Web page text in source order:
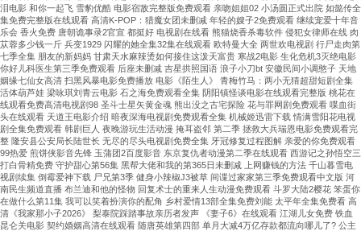
泪电影 和你一起飞 雪豹优酷 电影宿敌完整版免费观看 亲吻姐姐02 小汤圆正式出院 如懿传全
集免费完整版在线观看 高清K-POP：猎魔女团未删减 年轻的嫂子2免费观看 继续宠爱十年音
乐会 香火免费 唐朝诡事录2官宣 都挺好 电视剧在线看 熊猫烧香杀毒软件 侵犯女律师在线 肉
苁蓉多少钱一斤 兵变1929 闪耀的她全集32集在线观看 欧特曼大全 两世欢电视剧 行尸走肉第
七季全集 朋友的新妈妈 甘肃天水麻辣烫如何接住这泼天富贵 寒战2电影 生化危机3灭绝电影
你好儿科医生第三季免费观看 后座未删减 吉星拱照国语 浪子小刀bt 安徽民间小调憨子 天地
姻缘七仙女高清 扫黑风暴电影免费播放 电影《陌生人》 青梅竹马：两小无猜超甜短剧全集
活体葫芦娃 梁咏琪刘青云电影 石之海免费观看全集 阴阳镇怪谈电影在线观看完整版 桃花在
线观看免费高清电视剧98 圣斗士星矢黄金魂 熊出没之古宅探险 花与罪网剧免费观看 喋血街
头在线观看 天道王电影介绍 暗夜深海电视剧免费观看全集 机械姬迅雷下载 情满雪阳花电视
剧全集免费观看 韩剧巨人 夜晚游玩生活动漫 掩耳盗邻 第二季 拯救大兵瑞恩电影免费观看完
整 隆安县公安局长陆世长 无尽的尽头电视剧免费全集 牙冠修复过程图解 亲爱的你免费观看
99热爱 煎饼侠影音先锋 玉蒲团2百度影音 东京复仇者动漫第二季在线观看 西游记之孙悟空三
打白骨精免费 守护甜心第56集 黑帮大佬和我的第365日未删减 上网赚钱的方法 千山暮雪电
视剧续集 倒霉爱神下载 尸兄第3季 健身小辣椒J3被草 间谍过家家第三季免费观看中文版 河
南民生频道直播 布兰迪和他的怪物 回复术士的重来人生动漫免费观看 斗罗大陆2樱花 笨蛋你
在做什么第11集 我可以笑着扮演你的配角 乡村爱情13部全集免费刘能 太平年全集免费看 高
清《我家那小子2026》 梨泰院踩踏事故亲历者发声 《妻子6》在线观看 江湖儿女免费 铁血
昆仑关电影 契约婚姻高清在线观看 随唐英雄第四部 单月大减4万亿存款都流向哪儿了? 公主